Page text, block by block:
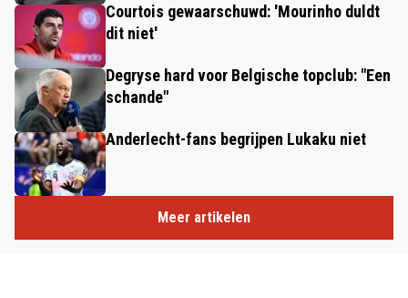
Courtois gewaarschuwd: 'Mourinho duldt
dit niet'
Degryse hard voor Belgische topclub: "Een
schande"
Anderlecht-fans begrijpen Lukaku niet
Meer artikelen